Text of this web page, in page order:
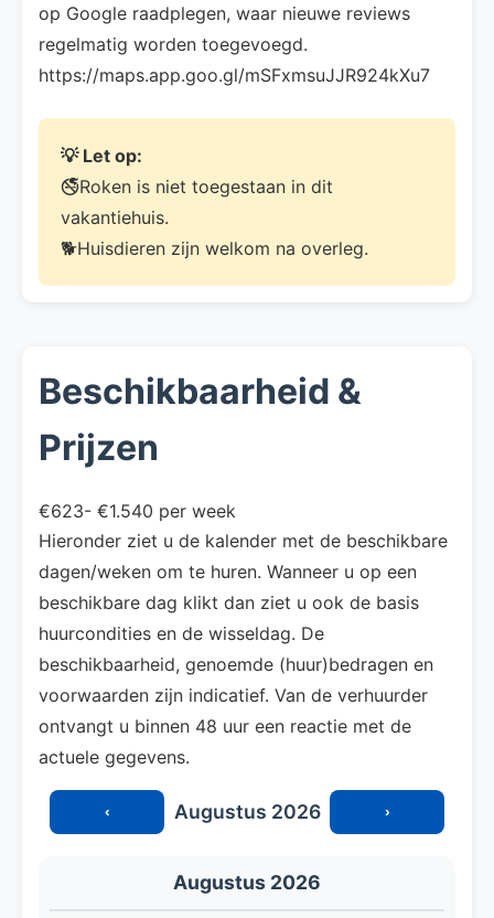
op Google raadplegen, waar nieuwe reviews
regelmatig worden toegevoegd.
https://maps.app.goo.gl/mSFxmsuJJR924kXu7
💡 Let op:
🚭Roken is niet toegestaan in dit
vakantiehuis.
🐕Huisdieren zijn welkom na overleg.
Beschikbaarheid &
Prijzen
€623- €1.540 per week
Hieronder ziet u de kalender met de beschikbare
dagen/weken om te huren. Wanneer u op een
beschikbare dag klikt dan ziet u ook de basis
huurcondities en de wisseldag. De
beschikbaarheid, genoemde (huur)bedragen en
voorwaarden zijn indicatief. Van de verhuurder
ontvangt u binnen 48 uur een reactie met de
actuele gegevens.
‹ Augustus 2026 ›
Augustus 2026